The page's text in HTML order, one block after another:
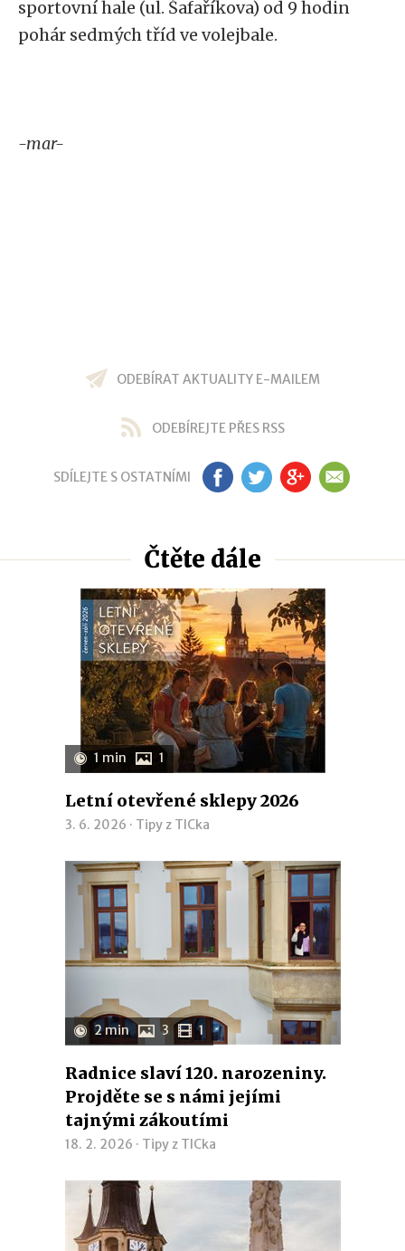
sportovní hale (ul. Šafaříkova) od 9 hodin
pohár sedmých tříd ve volejbale.
-mar-
ODEBÍRAT AKTUALITY E-MAILEM
ODEBÍREJTE PŘES RSS
SDÍLEJTE S OSTATNÍMI FB TW GP EM
Čtěte dále
1 min 1
Letní otevřené sklepy 2026
3. 6. 2026 · Tipy z TICka
2 min 3 1
Radnice slaví 120. narozeniny.
Projděte se s námi jejími
tajnými zákoutími
18. 2. 2026 · Tipy z TICka